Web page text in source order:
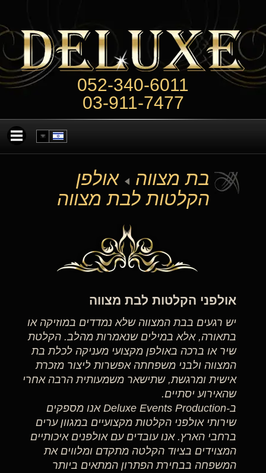
052-340-6011
03-911-7477
בת מצווה
אולפן
הקלטות לבת מצווה
אולפני הקלטות לבת מצווה
יש רגעים בבת המצווה שלא נמדדים במוזיקה או
בתאורה, אלא במילים שנאמרות מהלב. הקלטת
שיר או ברכה באולפן מקצועי מעניקה לכלת בת
המצווה ולבני משפחתה אפשרות ליצור מזכרת
אישית ומרגשת, שתישאר משמעותית הרבה אחרי
שהאירוע יסתיים.
ב-Deluxe Events Production אנו מספקים
שירותי אולפני הקלטות מקצועיים במגוון ערים
ברחבי הארץ. אנו עובדים עם אולפנים איכותיים
המצוידים בציוד הקלטה מתקדם ומלווים את
המשפחה בבחירת הפתרון המתאים ביותר